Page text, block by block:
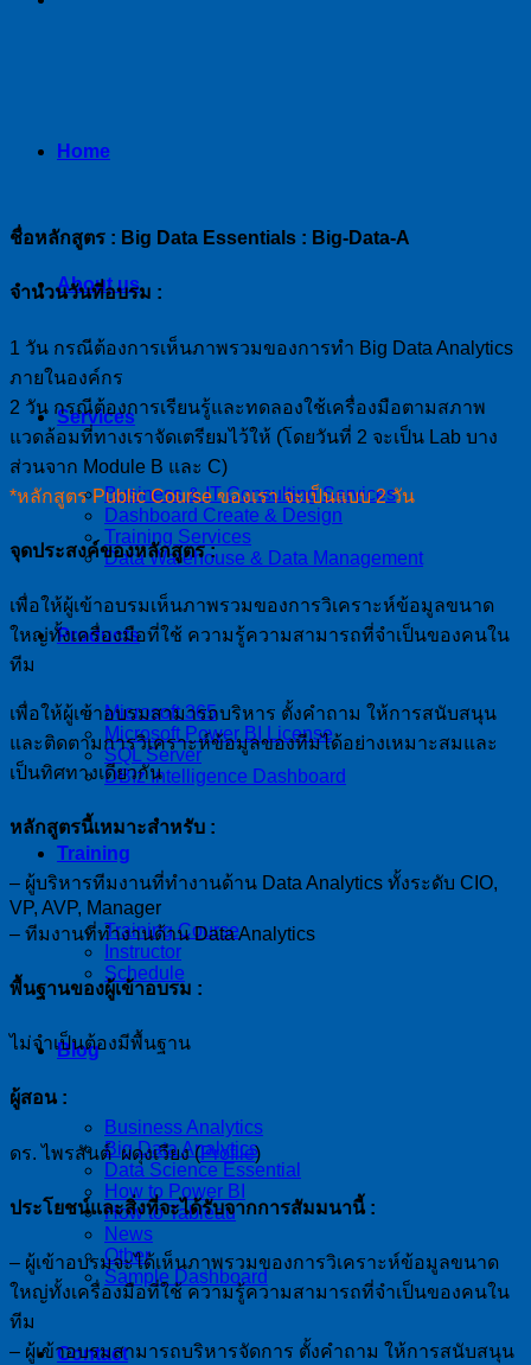
Home
About us
Services
Business & IT Consulting Services
Dashboard Create & Design
Training Services
Data Warehouse & Data Management
Products
Microsoft 365
Microsoft Power BI License
SQL Server
DBIz Intelligence Dashboard
Training
Training Course
Instructor
Schedule
Blog
Business Analytics
Big Data Analytics
Data Science Essential
How to Power BI
How to Tableau
News
Other
Sample Dashboard
Contact
ชื่อหลักสูตร : Big Data Essentials : Big-Data-A
จำนวนวันที่อบรม :
1 วัน กรณีต้องการเห็นภาพรวมของการทำ Big Data Analytics
ภายในองค์กร
2 วัน กรณีต้องการเรียนรู้และทดลองใช้เครื่องมือตามสภาพ
แวดล้อมที่ทางเราจัดเตรียมไว้ให้ (โดยวันที่ 2 จะเป็น Lab บาง
ส่วนจาก Module B และ C)
*หลักสูตร Public Course ของเรา จะเป็นแบบ 2 วัน
จุดประสงค์ของหลักสูตร :
เพื่อให้ผู้เข้าอบรมเห็นภาพรวมของการวิเคราะห์ข้อมูลขนาด
ใหญ่ทั้งเครื่องมือที่ใช้ ความรู้ความสามารถที่จำเป็นของคนใน
ทีม
เพื่อให้ผู้เข้าอบรมสามารถบริหาร ตั้งคำถาม ให้การสนับสนุน
และติดตามการวิเคราะห์ข้อมูลของทีมได้อย่างเหมาะสมและ
เป็นทิศทางเดียวกัน
หลักสูตรนี้เหมาะสำหรับ :
– ผู้บริหารทีมงานที่ทำงานด้าน Data Analytics ทั้งระดับ CIO,
VP, AVP, Manager
– ทีมงานที่ทำงานด้าน Data Analytics
พื้นฐานของผู้เข้าอบรม :
ไม่จำเป็นต้องมีพื้นฐาน
ผู้สอน :
ดร. ไพรสันต์ ผดุงเวียง (Profile)
ประโยชน์และสิ่งที่จะได้รับจากการสัมมนานี้ :
– ผู้เข้าอบรมจะได้เห็นภาพรวมของการวิเคราะห์ข้อมูลขนาด
ใหญ่ทั้งเครื่องมือที่ใช้ ความรู้ความสามารถที่จำเป็นของคนใน
ทีม
– ผู้เข้าอบรมสามารถบริหารจัดการ ตั้งคำถาม ให้การสนับสนุน